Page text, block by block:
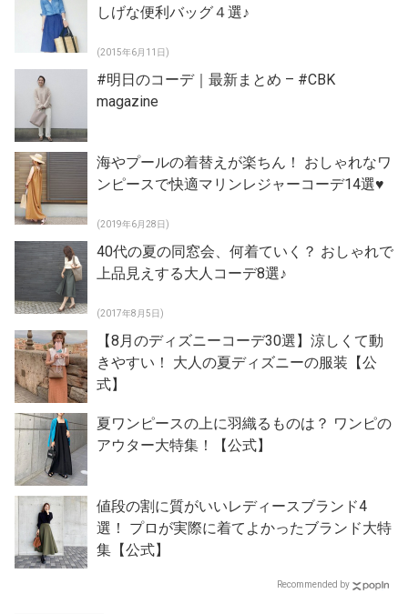
しげな便利バッグ４選♪
(2015年6月11日)
#明日のコーデ｜最新まとめ – #CBK
magazine
海やプールの着替えが楽ちん！ おしゃれなワ
ンピースで快適マリンレジャーコーデ14選♥
(2019年6月28日)
40代の夏の同窓会、何着ていく？ おしゃれで
上品見えする大人コーデ8選♪
(2017年8月5日)
【8月のディズニーコーデ30選】涼しくて動
きやすい！ 大人の夏ディズニーの服装【公
式】
夏ワンピースの上に羽織るものは？ ワンピの
アウター大特集！【公式】
値段の割に質がいいレディースブランド4
選！ プロが実際に着てよかったブランド大特
集【公式】
Recommended by